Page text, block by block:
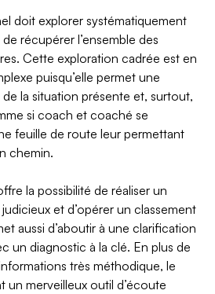
doit explorer systématiquement
récupérer l’ensemble des
Cette exploration cadrée est en
puisqu’elle permet une
la situation présente et, surtout,
si coach et coaché se
feuille de route leur permettant
chemin.
la possibilité de réaliser un
et d’opérer un classement
aussi d’aboutir à une clarification
un diagnostic à la clé. En plus de
très méthodique, le
un merveilleux outil d’écoute